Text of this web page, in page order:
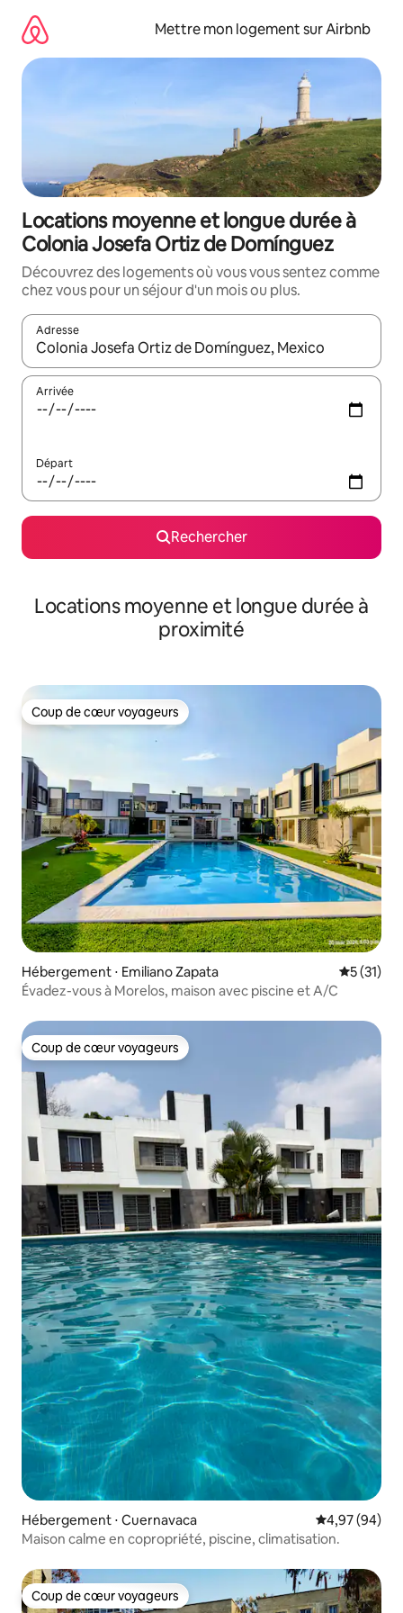
directement
contenu
Mettre mon logement sur Airbnb
Locations moyenne et longue durée à
Colonia Josefa Ortiz de Domínguez
Découvrez des logements où vous vous sentez comme
chez vous pour un séjour d'un mois ou plus.
Adresse
Lorsque les résultats s'affichent, utilisez les flèches vers le
Arrivée
Départ
Rechercher
Locations moyenne et longue durée à
proximité
Coup de cœur voyageurs
Coup de cœur voyageurs
Hébergement ⋅ Emiliano Zapata
5 (31)
Évadez-vous à Morelos, maison avec piscine et A/C
Coup de cœur voyageurs
Coup de cœur voyageurs
Hébergement ⋅ Cuernavaca Évaluation
4,97 (94)
Maison calme en copropriété, piscine, climatisation.
Coup de cœur voyageurs
Coup de cœur voyageurs